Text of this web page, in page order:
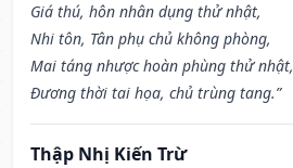
Giá thú, hôn nhân dụng thử nhật,
Nhi tôn, Tân phụ chủ không phòng,
Mai táng nhược hoàn phùng thử nhật,
Đương thời tai họa, chủ trùng tang.”
Thập Nhị Kiến Trừ